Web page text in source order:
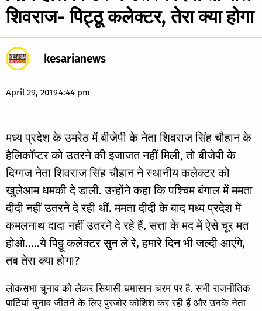
शिवराज- पिट्ठू कलेक्टर, तेरा क्या होगा
kesarianews
April 29, 20194:44 pm
मध्य प्रदेश के उमरेठ में बीजेपी के नेता शिवराज सिंह चौहान के
हैलिकॉप्टर को उतरने की इजाजत नहीं मिली, तो बीजेपी के
दिग्गज नेता शिवराज सिंह चौहान ने स्थानीय कलेक्टर को
खुलेआम धमकी दे डाली. उन्होंने कहा कि पश्चिम बंगाल में ममता
दीदी नहीं उतरने दे रही थीं. ममता दीदी के बाद मध्य प्रदेश में
कमलनाथ दादा नहीं उतरने दे रहे हैं. सत्ता के मद में ऐसे चूर मत
होओ…..ये पिठ्ठू कलेक्टर सुन ले रे, हमारे दिन भी जल्दी आएंगे,
तब तेरा क्या होगा?
लोकसभा चुनाव को लेकर सियासी घमासान चरम पर है. सभी राजनीतिक
पार्टियां चुनाव जीतने के लिए पुरजोर कोशिश कर रही हैं और उनके नेता